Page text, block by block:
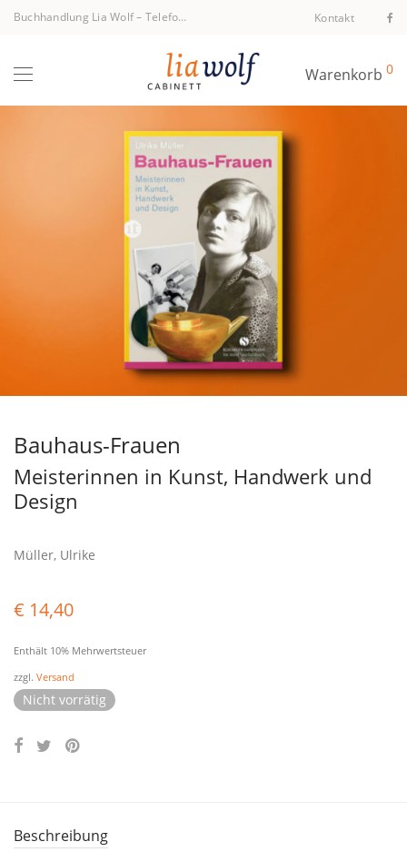
Buchhandlung Lia Wolf– Telefon +43 1 512 40 94 Kontakt
Warenkorb 0
Bauhaus-Frauen
Meisterinnen in Kunst, Handwerk und
Design
Müller, Ulrike
€ 14,40
Enthält 10% Mehrwertsteuer
zzgl. Versand
Nicht vorrätig
Beschreibung